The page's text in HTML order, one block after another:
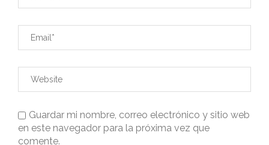
en este navegador para la próxima vez que
comente.
Recibir un correo electrónico con los siguientes
comentarios a esta entrada.